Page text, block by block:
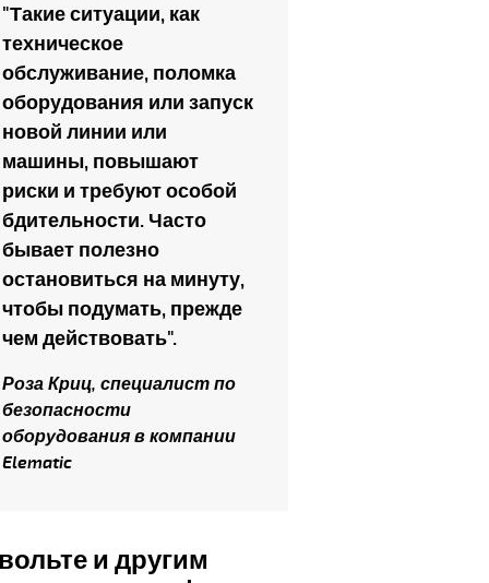
"Такие ситуации, как
техническое
обслуживание, поломка
оборудования или запуск
новой линии или
машины, повышают
риски и требуют особой
бдительности. Часто
бывает полезно
остановиться на минуту,
чтобы подумать, прежде
чем действовать".
Роза Криц, специалист по
безопасности
оборудования в компании
Elematic
и другим